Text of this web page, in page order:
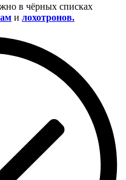
в чёрных списках
и лохотронов.